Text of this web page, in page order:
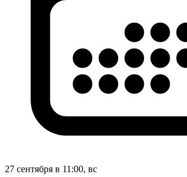
27 сентября в 11:00, вс